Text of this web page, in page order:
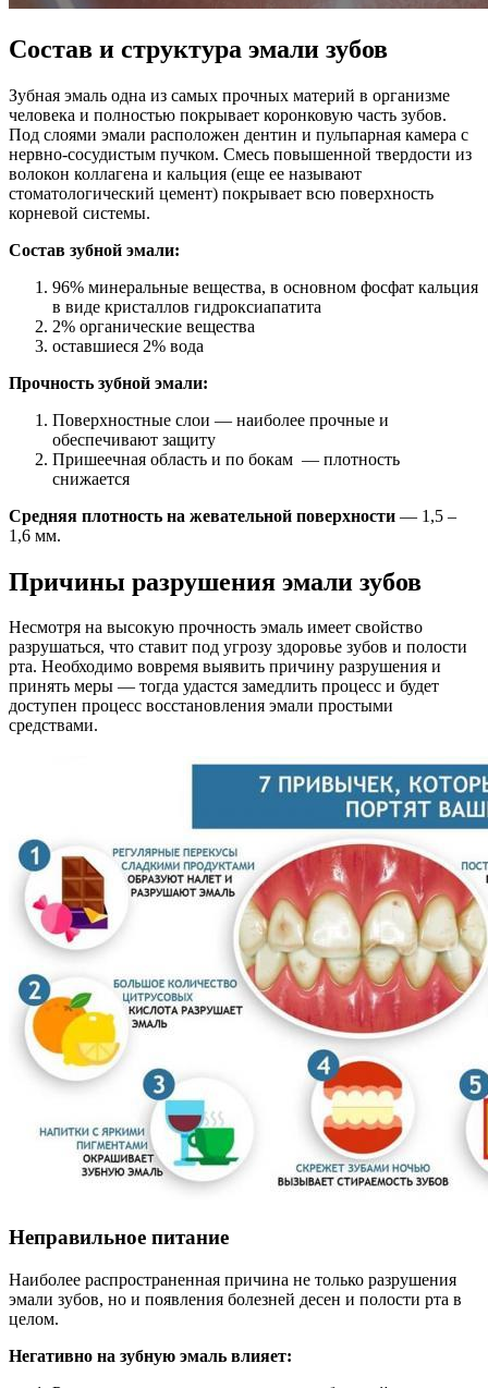
Состав и структура эмали зубов
Зубная эмаль одна из самых прочных материй в организме
человека и полностью покрывает коронковую часть зубов.
Под слоями эмали расположен дентин и пульпарная камера с
нервно-сосудистым пучком. Смесь повышенной твердости из
волокон коллагена и кальция (еще ее называют
стоматологический цемент) покрывает всю поверхность
корневой системы.
Состав зубной эмали:
96% минеральные вещества, в основном фосфат кальция
в виде кристаллов гидроксиапатита
2% органические вещества
оставшиеся 2% вода
Прочность зубной эмали:
Поверхностные слои — наиболее прочные и
обеспечивают защиту
Пришеечная область и по бокам — плотность
снижается
Средняя плотность на жевательной поверхности — 1,5 –
1,6 мм.
Причины разрушения эмали зубов
Несмотря на высокую прочность эмаль имеет свойство
разрушаться, что ставит под угрозу здоровье зубов и полости
рта. Необходимо вовремя выявить причину разрушения и
принять меры — тогда удастся замедлить процесс и будет
доступен процесс восстановления эмали простыми
средствами.
Неправильное питание
Наиболее распространенная причина не только разрушения
эмали зубов, но и появления болезней десен и полости рта в
целом.
Негативно на зубную эмаль влияет: